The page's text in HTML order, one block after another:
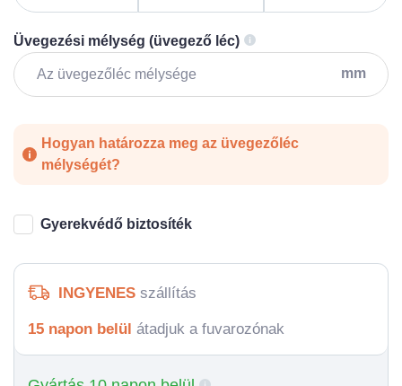
Üvegezési mélység (üvegező léc)
mm
Hogyan határozza meg az üvegezőléc
mélységét?
Gyerekvédő biztosíték
INGYENES szállítás
15 napon belül átadjuk a fuvarozónak